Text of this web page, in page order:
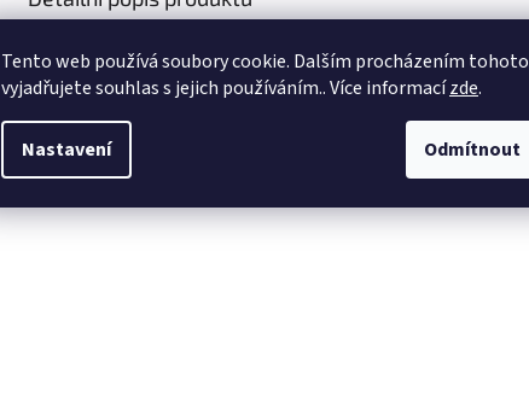
Tento web používá soubory cookie. Dalším procházením
vyjadřujete souhlas s jejich používáním.. Více informacízde.
Nastavení Odmítnout
- používají se jako nosné konstrukce střešní krytiny a na vytvoření